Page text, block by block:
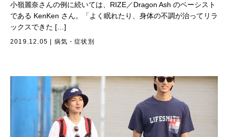
小嶺麗奈さんの例に続いては、RIZE／Dragon Ash のベーシスト
である KenKen さん。「よく眠れたり、身体の不調が治ってリラ
ックスできた […]
2019.12.05 病気・症状別